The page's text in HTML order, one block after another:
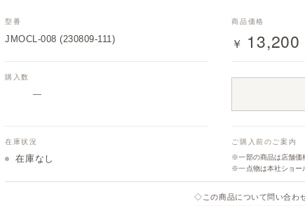
型番
JMOCL-008 (230809-111)
商品価格
￥ 13,200
購入数
—
在庫状況
在庫なし
ご購入前のご案内
※一部の商品は店舗価
※一点物は本社ショー
◇ この商品について問い合わ